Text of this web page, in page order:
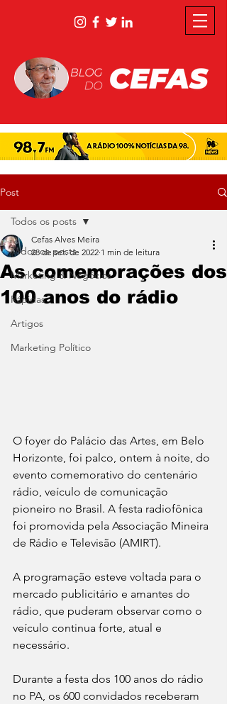
Post
Todos os posts
Marketing & Negócios
Rápidas
Artigos
Marketing Político
Todos os posts
As comemorações dos
100 anos do rádio
Cefas Alves Meira
28 de set. de 2022 1 min de leitura
O foyer do Palácio das Artes, em Belo
Horizonte, foi palco, ontem à noite, do
evento comemorativo do centenário
rádio, veículo de comunicação
pioneiro no Brasil. A festa radiofônica
foi promovida pela Associação Mineira
de Rádio e Televisão (AMIRT).
A programação esteve voltada para o
mercado publicitário e amantes do
rádio, que puderam observar como o
veículo continua forte, atual e
necessário.
Durante a festa dos 100 anos do rádio
no PA, os 600 convidados receberam